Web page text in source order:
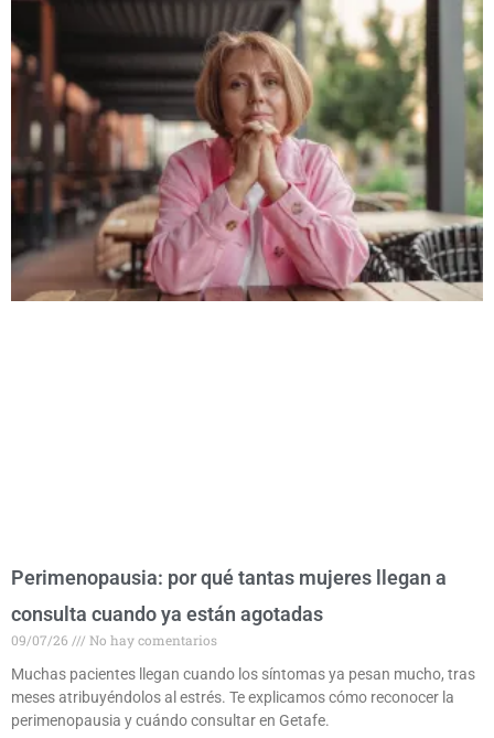
Perimenopausia: por qué tantas mujeres llegan a
consulta cuando ya están agotadas
09/07/26
No hay comentarios
Muchas pacientes llegan cuando los síntomas ya pesan mucho, tras
meses atribuyéndolos al estrés. Te explicamos cómo reconocer la
perimenopausia y cuándo consultar en Getafe.